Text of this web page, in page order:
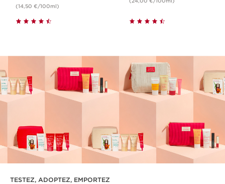
(14,50 €/100ml)
TESTEZ, ADOPTEZ, EMPORTEZ